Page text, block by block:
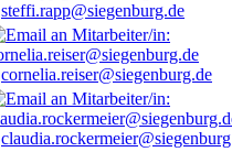
steffi.rapp@siegenburg.de
cornelia.reiser@siegenburg.de